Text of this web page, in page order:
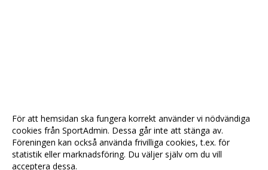
För att hemsidan ska fungera korrekt använder vi nödvändiga
cookies från SportAdmin. Dessa går inte att stänga av.
Föreningen kan också använda frivilliga cookies, t.ex. för
statistik eller marknadsföring. Du väljer själv om du vill
acceptera dessa.